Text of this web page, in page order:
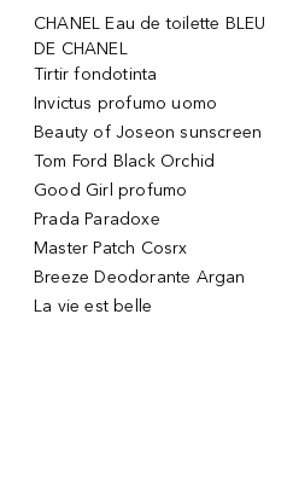
CHANEL Eau de toilette BLEU
DE CHANEL
Tirtir fondotinta
Invictus profumo uomo
Beauty of Joseon sunscreen
Tom Ford Black Orchid
Good Girl profumo
Prada Paradoxe
Master Patch Cosrx
Breeze Deodorante Argan
La vie est belle